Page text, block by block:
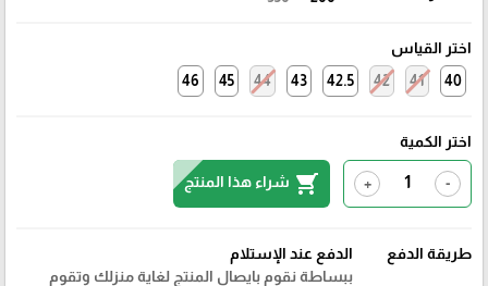
اختر القياس
40
41
42
42.5
43
44
45
46
اختر الكمية
-
+
shopping_cart شراء هذا المنتج
طريقة الدفع
الدفع عند الإستلام
ببساطة نقوم بايصال المنتج لغاية منزلك وتقوم